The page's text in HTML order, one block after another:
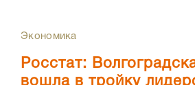
Экономика
Росстат:
вошла в тройку